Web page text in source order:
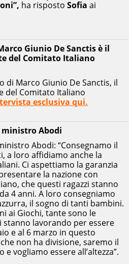
Abodi
Abodi: “Consegnamo il
a loro affidiamo anche la
Ci aspettiamo la garanzia
la nazione con
che questi ragazzi stanno
4 anni. A loro consegniamo
il sogno di tanti bambini.
ai Giochi, tante sono le
stanno lavorando per essere
e al 6 marzo in questo
non ha divisione, saremo il
vogliamo essere all’altezza”.
Giunio De Sanctis è il
del Comitato Italiano
di Marco Giunio De Sanctis, il
del Comitato Italiano
esclusiva qui.
ha risposto Sofia ai